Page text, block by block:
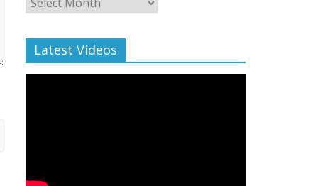
Archive
Latest Videos